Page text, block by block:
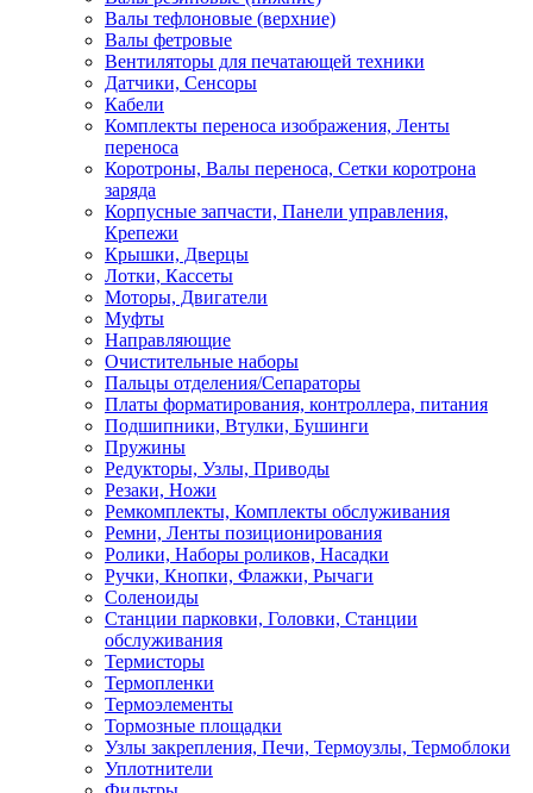
Валы тефлоновые (верхние)
Валы фетровые
Вентиляторы для печатающей техники
Датчики, Сенсоры
Кабели
Комплекты переноса изображения, Ленты
переноса
Коротроны, Валы переноса, Сетки коротрона
заряда
Корпусные запчасти, Панели управления,
Крепежи
Крышки, Дверцы
Лотки, Кассеты
Моторы, Двигатели
Муфты
Направляющие
Очистительные наборы
Пальцы отделения/Сепараторы
Платы форматирования, контроллера, питания
Подшипники, Втулки, Бушинги
Пружины
Редукторы, Узлы, Приводы
Резаки, Ножи
Ремкомплекты, Комплекты обслуживания
Ремни, Ленты позиционирования
Ролики, Наборы роликов, Насадки
Ручки, Кнопки, Флажки, Рычаги
Соленоиды
Станции парковки, Головки, Станции
обслуживания
Термисторы
Термопленки
Термоэлементы
Тормозные площадки
Узлы закрепления, Печи, Термоузлы, Термоблоки
Уплотнители